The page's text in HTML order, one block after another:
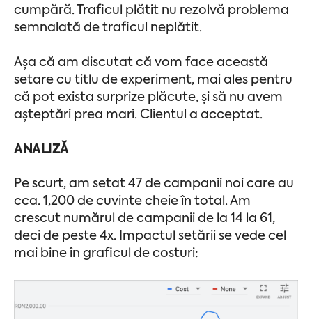
cumpără. Traficul plătit nu rezolvă problema
semnalată de traficul neplătit.
Așa că am discutat că vom face această
setare cu titlu de experiment, mai ales pentru
că pot exista surprize plăcute, și să nu avem
așteptări prea mari. Clientul a acceptat.
ANALIZĂ
Pe scurt, am setat 47 de campanii noi care au
cca. 1,200 de cuvinte cheie în total. Am
crescut numărul de campanii de la 14 la 61,
deci de peste 4x. Impactul setării se vede cel
mai bine în graficul de costuri: